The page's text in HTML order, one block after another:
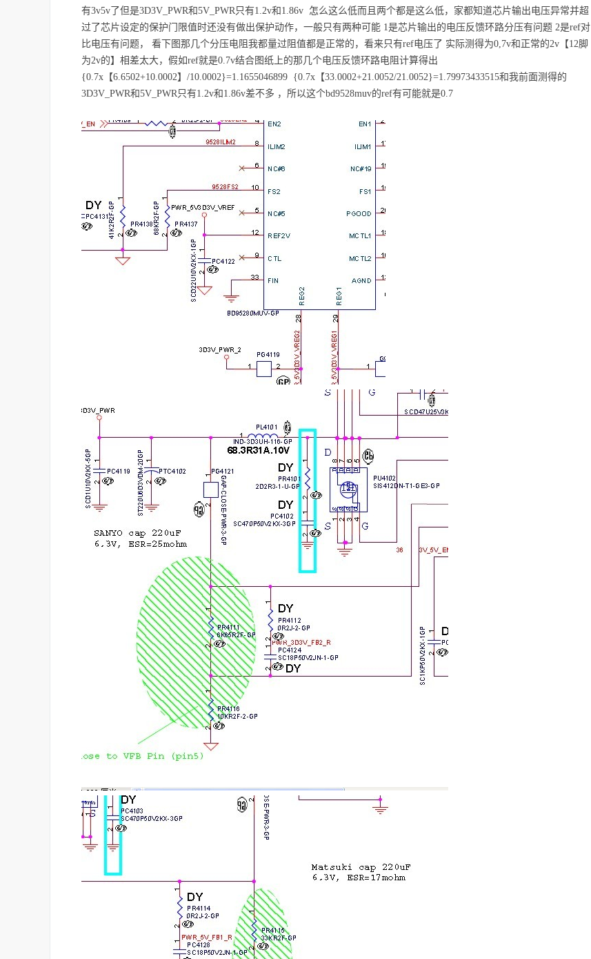
有3v5v了但是3D3V_PWR和5V_PWR只有1.2v和1.86v 怎么这么低而且两个都是这么低，家都知道芯片输出电压异常并超
过了芯片设定的保护门限值时还没有做出保护动作，一般只有两种可能 1是芯片输出的电压反馈环路分压有问题 2是ref对
比电压有问题， 看下图那几个分压电阻我都量过阻值都是正常的，看来只有ref电压了 实际测得为0,7v和正常的2v【12脚
为2v的】相差太大，假如ref就是0.7v结合图纸上的那几个电压反馈环路电阻计算得出
{0.7x【6.6502+10.0002】/10.0002}=1.1655046899 {0.7x【33.0002+21.0052/21.0052}=1.79973433515和我前面测得的
3D3V_PWR和5V_PWR只有1.2v和1.86v差不多 ，所以这个bd9528muv的ref有可能就是0.7